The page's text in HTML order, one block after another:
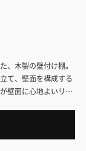
、木製の壁付け棚。
て、壁面を構成する
壁面に心地よいリズ